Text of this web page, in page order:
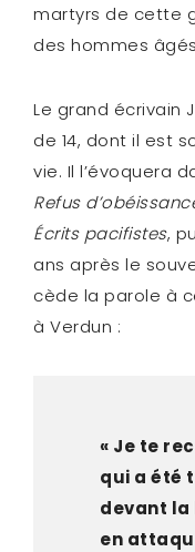
martyrs de cette
des hommes
Le grand écrivain
de 14, dont il est
vie. Il l’évoquera
Refus
Écrits pacifistes,
ans après le
cède la parole à
à Verdun :
« Je te
qui a été
devant la
en